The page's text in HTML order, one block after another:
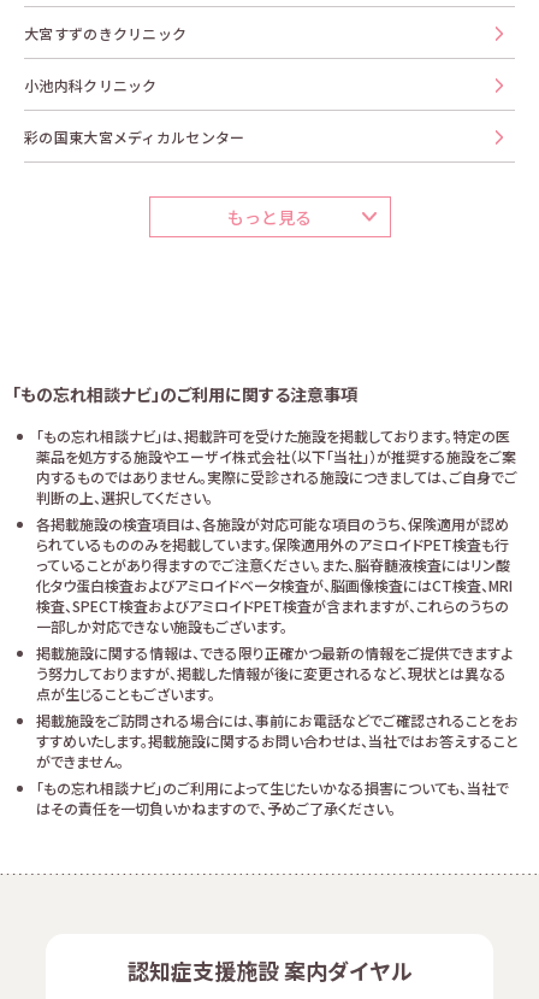
大宮すずのきクリニック
小池内科クリニック
彩の国東大宮メディカルセンター
もっと見る
「もの忘れ相談ナビ」のご利用に関する注意事項
「もの忘れ相談ナビ」は、掲載許可を受けた施設を掲載しております。特定の医
薬品を処方する施設やエーザイ株式会社（以下「当社」）が推奨する施設をご案
内するものではありません。実際に受診される施設につきましては、ご自身でご
判断の上、選択してください。
各掲載施設の検査項目は、各施設が対応可能な項目のうち、保険適用が認め
られているもののみを掲載しています。保険適用外のアミロイドPET検査も行
っていることがあり得ますのでご注意ください。また、脳脊髄液検査にはリン酸
化タウ蛋白検査およびアミロイドベータ検査が、脳画像検査にはCT検査、MRI
検査、SPECT検査およびアミロイドPET検査が含まれますが、これらのうちの
一部しか対応できない施設もございます。
掲載施設に関する情報は、できる限り正確かつ最新の情報をご提供できますよ
う努力しておりますが、掲載した情報が後に変更されるなど、現状とは異なる
点が生じることもございます。
掲載施設をご訪問される場合には、事前にお電話などでご確認されることをお
すすめいたします。掲載施設に関するお問い合わせは、当社ではお答えすること
ができません。
「もの忘れ相談ナビ」のご利用によって生じたいかなる損害についても、当社で
はその責任を一切負いかねますので、予めご了承ください。
認知症支援施設 案内ダイヤル